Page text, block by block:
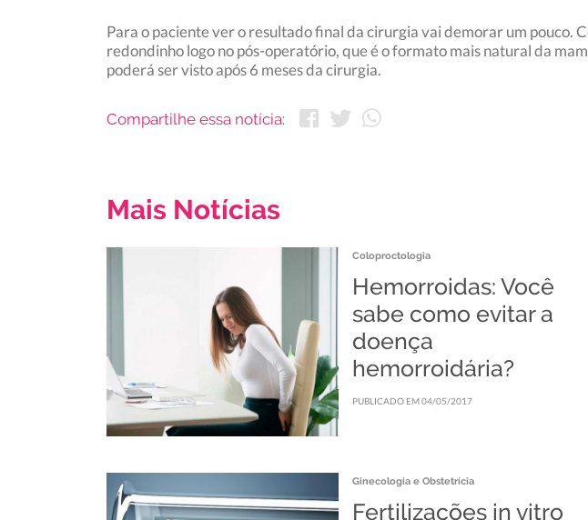
Para o paciente ver o resultado final da cirurgia vai demorar um pouco.
redondinho logo no pós-operatório, que é o formato mais natural da
poderá ser visto após 6 meses da cirurgia.
Compartilhe essa notícia:
Mais Notícias
Coloproctologia
Hemorroidas: Você
sabe como evitar a
doença
hemorroidária?
PUBLICADO EM 04/05/2017
Ginecologia e Obstetrícia
Fertilizações in vitro